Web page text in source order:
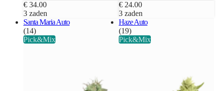
€ 34.00
3 zaden
€ 24.00
3 zaden
Santa Maria Auto
(14)
Pick&Mix
Haze Auto
(19)
Pick&Mix